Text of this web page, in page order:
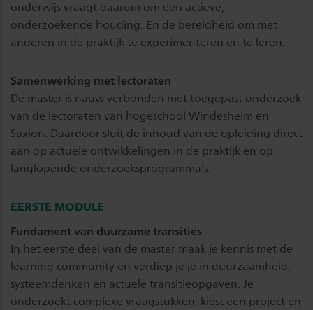
onderwijs vraagt daarom om een actieve,
onderzoekende houding. En de bereidheid om met
anderen in de praktijk te experimenteren en te leren.
Samenwerking met lectoraten
De master is nauw verbonden met toegepast onderzoek
van de lectoraten van hogeschool Windesheim en
Saxion. Daardoor sluit de inhoud van de opleiding direct
aan op actuele ontwikkelingen in de praktijk en op
langlopende onderzoeksprogramma’s.
EERSTE MODULE
Fundament van duurzame transities
In het eerste deel van de master maak je kennis met de
learning community en verdiep je je in duurzaamheid,
systeemdenken en actuele transitieopgaven. Je
onderzoekt complexe vraagstukken, kiest een project en